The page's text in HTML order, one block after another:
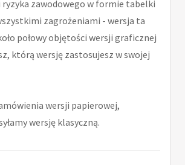
zawodowego w formie tabelki
zagrożeniami - wersja ta
połowy objętości wersji graficznej
którą wersję zastosujesz w swojej
wersji papierowej,
wersję klasyczną.